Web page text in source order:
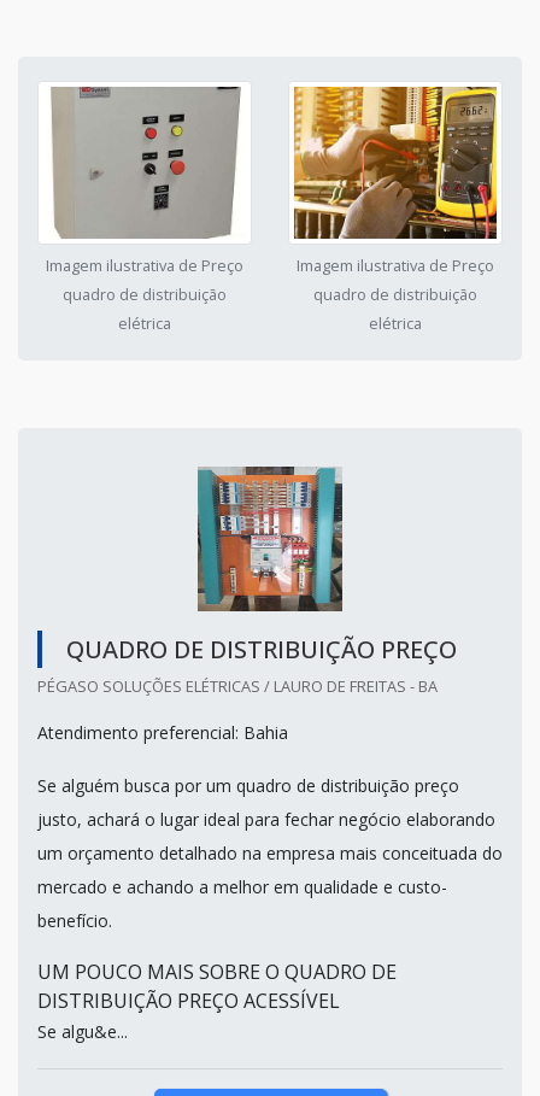
Imagem ilustrativa de Preço
quadro de distribuição
elétrica
Imagem ilustrativa de Preço
quadro de distribuição
elétrica
QUADRO DE DISTRIBUIÇÃO PREÇO
PÉGASO SOLUÇÕES ELÉTRICAS / LAURO DE FREITAS - BA
Atendimento preferencial: Bahia
Se alguém busca por um quadro de distribuição preço
justo, achará o lugar ideal para fechar negócio elaborando
um orçamento detalhado na empresa mais conceituada do
mercado e achando a melhor em qualidade e custo-
benefício.
UM POUCO MAIS SOBRE O QUADRO DE
DISTRIBUIÇÃO PREÇO ACESSÍVEL
Se algu&e...